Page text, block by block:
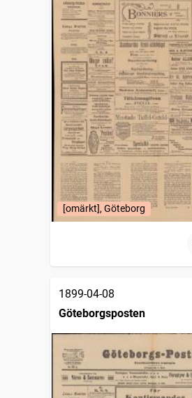
[omärkt], Göteborg
1899-04-08
Göteborgsposten